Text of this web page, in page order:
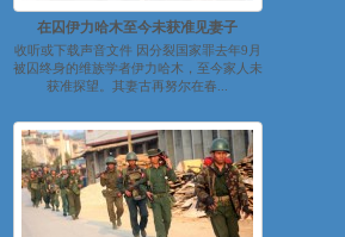
在囚伊力哈木至今未获准见妻子
收听或下载声音文件 因分裂国家罪去年9月
被囚终身的维族学者伊力哈木，至今家人未
获准探望。其妻古再努尔在春...